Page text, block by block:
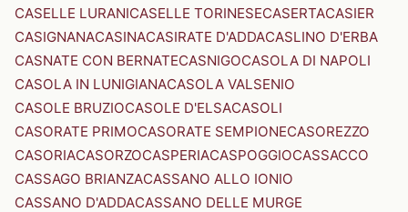
CASELLE LURANICASELLE TORINESECASERTACASIER
CASIGNANACASINACASIRATE D'ADDACASLINO D'ERBA
CASNATE CON BERNATECASNIGOCASOLA DI NAPOLI
CASOLA IN LUNIGIANACASOLA VALSENIO
CASOLE BRUZIOCASOLE D'ELSACASOLI
CASORATE PRIMOCASORATE SEMPIONECASOREZZO
CASORIACASORZOCASPERIACASPOGGIOCASSACCO
CASSAGO BRIANZACASSANO ALLO IONIO
CASSANO D'ADDACASSANO DELLE MURGE